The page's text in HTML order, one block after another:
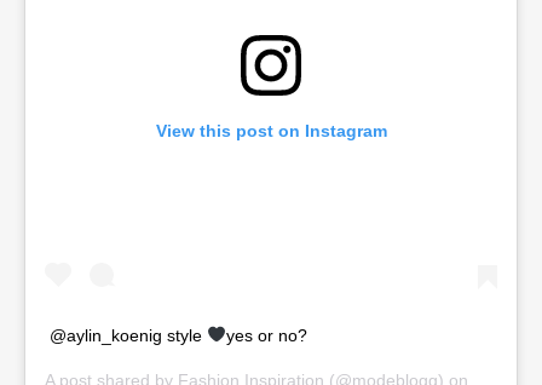
View this post on Instagram
@aylin_koenig style yes or no?
A post shared by Fashion Inspiration (@modeblogg) on